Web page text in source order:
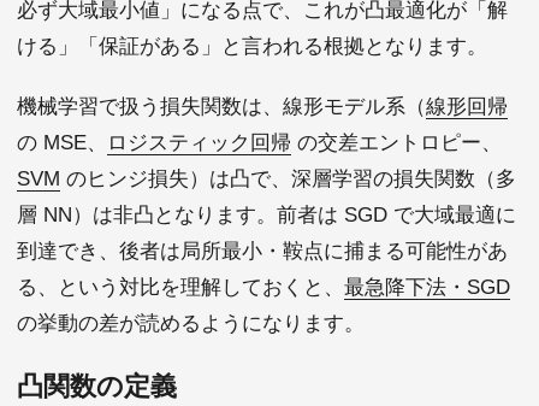
必ず大域最小値」になる点で、これが凸最適化が「解
ける」「保証がある」と言われる根拠となります。
機械学習で扱う損失関数は、線形モデル系（線形回帰
の MSE、
ロジスティック回帰 の交差エントロピー、
SVM のヒンジ損失）は凸で、深層学習の損失関数（多
層 NN）は非凸となります。前者は SGD で大域最適に
到達でき、後者は局所最小・鞍点に捕まる可能性があ
る、という対比を理解しておくと、 最急降下法・SGD
の挙動の差が読めるようになります。
凸関数の定義